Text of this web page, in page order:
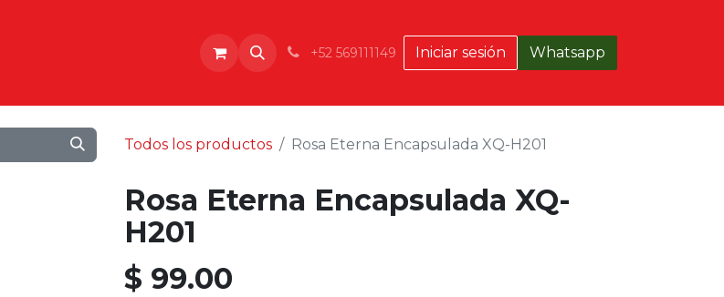
+52 569111149 Iniciar sesión Whatsapp
Todos los productos Rosa Eterna Encapsulada XQ-H201
Rosa Eterna Encapsulada XQ-
H201
$ 99.00